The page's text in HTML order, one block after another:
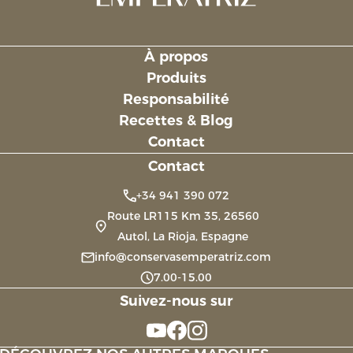
À propos
Produits
Responsabilité
Recettes & Blog
Contact
Contact
+34 941 390 072
Route LR115 Km 35, 26560
Autol, La Rioja, Espagne
info@conservasemperatriz.com
7.00-15.00
Suivez-nous sur